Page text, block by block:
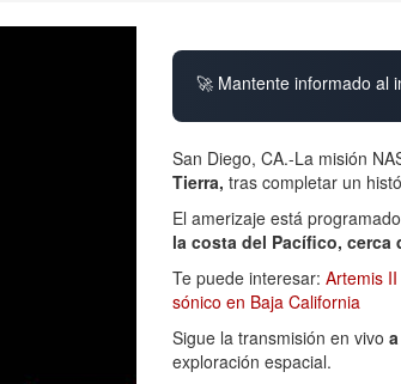
🚀 Mantente informado al
San Diego, CA.-La misión
Tierra, tras completar un
El amerizaje está
la costa del Pacífico, cerca
Te puede interesar: Artemis
sónico en Baja California
Sigue la transmisión en vivo
exploración espacial.